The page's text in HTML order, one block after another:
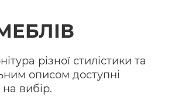
різної стилістики та
описом доступні
на вибір.